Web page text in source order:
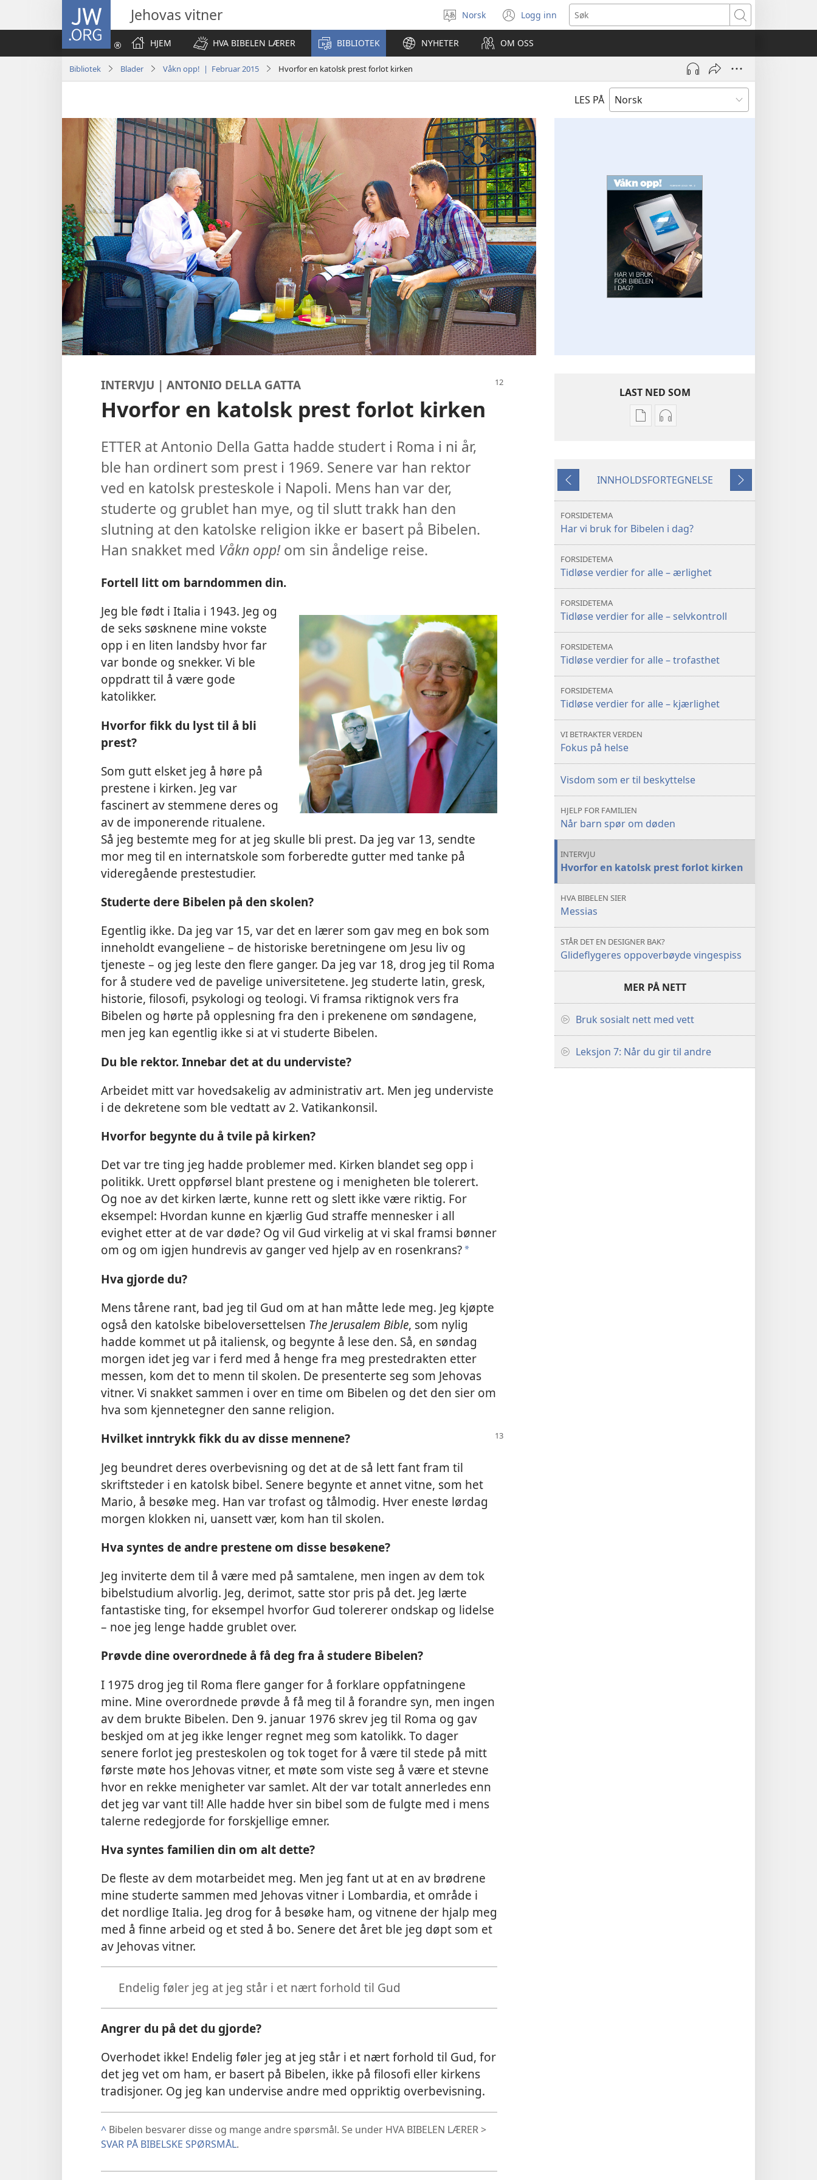
JW.ORG Jehovas vitner
Velg
språk
Norsk Logg inn
(åpner
nytt
vindu)
Søk
HJEM
HVA BIBELEN LÆRER BIBLIOTEK NYHETER OM OSS
Bibliotek Blader Våkn opp! | Februar 2015 Hvorfor en katolsk prest forlot kirken
LES PÅ
INTERVJU | ANTONIO DELLA GATTA
Hvorfor en katolsk prest forlot kirken
ETTER at Antonio Della Gatta hadde studert i Roma i ni år,
ble han ordinert som prest i 1969. Senere var han rektor
ved en katolsk presteskole i Napoli. Mens han var der,
studerte og grublet han mye, og til slutt trakk han den
slutning at den katolske religion ikke er basert på Bibelen.
Han snakket med Våkn opp!om sin åndelige reise.
Fortell litt om barndommen din.
Jeg ble født i Italia i 1943. Jeg og
de seks søsknene mine vokste
opp i en liten landsby hvor far
var bonde og snekker. Vi ble
oppdratt til å være gode
katolikker.
Hvorfor fikk du lyst til å bli
prest?
Som gutt elsket jeg å høre på
prestene i kirken. Jeg var
fascinert av stemmene deres og
av de imponerende ritualene.
Så jeg bestemte meg for at jeg skulle bli prest. Da jeg var 13, sendte
mor meg til en internatskole som forberedte gutter med tanke på
videregående prestestudier.
Studerte dere Bibelen på den skolen?
Egentlig ikke. Da jeg var 15, var det en lærer som gav meg en bok som
inneholdt evangeliene – de historiske beretningene om Jesu liv og
tjeneste – og jeg leste den flere ganger. Da jeg var 18, drog jeg til Roma
for å studere ved de pavelige universitetene. Jeg studerte latin, gresk,
historie, filosofi, psykologi og teologi. Vi framsa riktignok vers fra
Bibelen og hørte på opplesning fra den i prekenene om søndagene,
men jeg kan egentlig ikke si at vi studerte Bibelen.
Du ble rektor. Innebar det at du underviste?
Arbeidet mitt var hovedsakelig av administrativ art. Men jeg underviste
i de dekretene som ble vedtatt av 2. Vatikankonsil.
Hvorfor begynte du å tvile på kirken?
Det var tre ting jeg hadde problemer med. Kirken blandet seg opp i
politikk. Urett oppførsel blant prestene og i menigheten ble tolerert.
Og noe av det kirken lærte, kunne rett og slett ikke være riktig. For
eksempel: Hvordan kunne en kjærlig Gud straffe mennesker i all
evighet etter at de var døde? Og vil Gud virkelig at vi skal framsi bønner
om og om igjen hundrevis av ganger ved hjelp av en rosenkrans?*
Hva gjorde du?
Mens tårene rant, bad jeg til Gud om at han måtte lede meg. Jeg kjøpte
også den katolske bibeloversettelsen The Jerusalem Bible, som nylig
hadde kommet ut på italiensk, og begynte å lese den. Så, en søndag
morgen idet jeg var i ferd med å henge fra meg prestedrakten etter
messen, kom det to menn til skolen. De presenterte seg som Jehovas
vitner. Vi snakket sammen i over en time om Bibelen og det den sier om
hva som kjennetegner den sanne religion.
Hvilket inntrykk fikk du av disse mennene?
Jeg beundret deres overbevisning og det at de så lett fant fram til
skriftsteder i en katolsk bibel. Senere begynte et annet vitne, som het
Mario, å besøke meg. Han var trofast og tålmodig. Hver eneste lørdag
morgen klokken ni, uansett vær, kom han til skolen.
Hva syntes de andre prestene om disse besøkene?
Jeg inviterte dem til å være med på samtalene, men ingen av dem tok
bibelstudium alvorlig. Jeg, derimot, satte stor pris på det. Jeg lærte
fantastiske ting, for eksempel hvorfor Gud tolererer ondskap og lidelse
– noe jeg lenge hadde grublet over.
Prøvde dine overordnede å få deg fra å studere Bibelen?
I 1975 drog jeg til Roma flere ganger for å forklare oppfatningene
mine. Mine overordnede prøvde å få meg til å forandre syn, men ingen
av dem brukte Bibelen. Den 9. januar 1976 skrev jeg til Roma og gav
beskjed om at jeg ikke lenger regnet meg som katolikk. To dager
senere forlot jeg presteskolen og tok toget for å være til stede på mitt
første møte hos Jehovas vitner, et møte som viste seg å være et stevne
hvor en rekke menigheter var samlet. Alt der var totalt annerledes enn
det jeg var vant til! Alle hadde hver sin bibel som de fulgte med i mens
talerne redegjorde for forskjellige emner.
Hva syntes familien din om alt dette?
De fleste av dem motarbeidet meg. Men jeg fant ut at en av brødrene
mine studerte sammen med Jehovas vitner i Lombardia, et område i
det nordlige Italia. Jeg drog for å besøke ham, og vitnene der hjalp meg
med å finne arbeid og et sted å bo. Senere det året ble jeg døpt som et
av Jehovas vitner.
Endelig føler jeg at jeg står i et nært forhold til Gud
Angrer du på det du gjorde?
Overhodet ikke! Endelig føler jeg at jeg står i et nært forhold til Gud, for
det jeg vet om ham, er basert på Bibelen, ikke på filosofi eller kirkens
tradisjoner. Og jeg kan undervise andre med oppriktig overbevisning.
^ Bibelen besvarer disse og mange andre spørsmål. Se under HVA BIBELEN LÆRER >
SVAR PÅ BIBELSKE SPØRSMÅL.
LAST NED SOM
Nedlastingsalternativer
OPP!
bruk
i
Nedlastingsalternativer
OPP!
bruk
Forrige
INNHOLDSFORTEGNELSE
Neste
FORSIDETEMA
Har vi bruk for Bibelen i dag?
FORSIDETEMA
Tidløse verdier for alle – ærlighet
FORSIDETEMA
Tidløse verdier for alle – selvkontroll
FORSIDETEMA
Tidløse verdier for alle – trofasthet
FORSIDETEMA
Tidløse verdier for alle – kjærlighet
VI BETRAKTER VERDEN
Fokus på helse
Visdom som er til beskyttelse
HJELP FOR FAMILIEN
Når barn spør om døden
INTERVJU
Hvorfor en katolsk prest forlot kirken
HVA BIBELEN SIER
Messias
STÅR DET EN DESIGNER BAK?
Glideflygeres oppoverbøyde vingespiss
MER PÅ NETT
Bruk sosialt nett med vett
Leksjon 7: Når du gir til andre